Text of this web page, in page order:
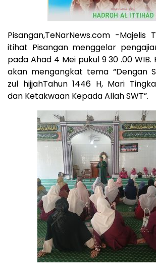
Pisangan,TeNarNews.com -Majelis
itihat Pisangan menggelar
pada Ahad 4 Mei pukul 9 30 .00 WIB.
akan mengangkat tema “Dengan
zul hijjahTahun 1446 H, Mari
dan Ketakwaan Kepada Allah SWT”.